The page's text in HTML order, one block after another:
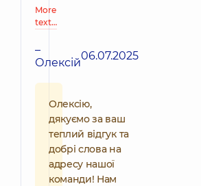
More
text…
–
Олексій06.07.2025
Олексію,
дякуємо за ваш
теплий відгук та
добрі слова на
адресу нашої
команди! Нам